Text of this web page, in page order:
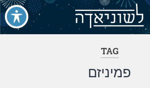
TAG
פמיניזם